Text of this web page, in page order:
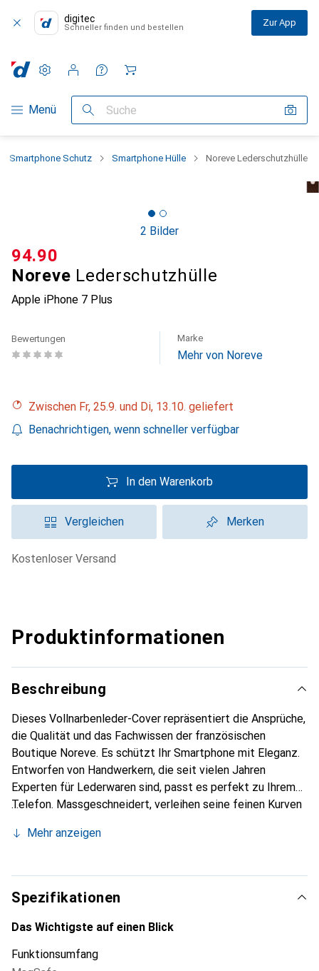
digitec
Schneller finden und bestellen Zur App
Navigation nach Kategorien
Menü Suche
Einstellungen
Kundenkonto
Vergleichslisten
Merklisten
Warenkorb
Smartphone Schutz Smartphone Hülle Noreve Lederschutzhülle
2 Bilder
Noreve Lederschutzhülle
Apple iPhone 7 Plus
CHF
94.90
Bewertungen Marke
Mehr von Noreve
Zwischen Fr, 25.9. und Di, 13.10. geliefert
Benachrichtigen, wenn schneller verfügbar
In den Warenkorb
Vergleichen Merken
kostenloser Versand
Produktinformationen
Beschreibung
Dieses Vollnarbenleder-Cover repräsentiert die Ansprüche,
die Qualität und das Fachwissen der französischen
Boutique Noreve. Es schützt Ihr Smartphone mit Eleganz.
Entworfen von Handwerkern, die seit vielen Jahren
Experten für Lederwaren sind, passt es perfekt zu Ihrem
Telefon. Massgeschneidert, verleihen seine feinen Kurven
unverzichtbaren Accessoire für Ihr Smartphone.
die Marke Noreve eine sichere Wahl für eine
anspruchsvolle Kundschaft.
Mehr anzeigen
Spezifikationen
Das Wichtigste auf einen Blick
Funktionsumfang